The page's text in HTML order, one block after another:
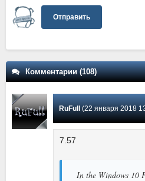
Отправить
Комментарии (108)
RuFull(22 января 2018 13:10)
7.57
In the Windows 10